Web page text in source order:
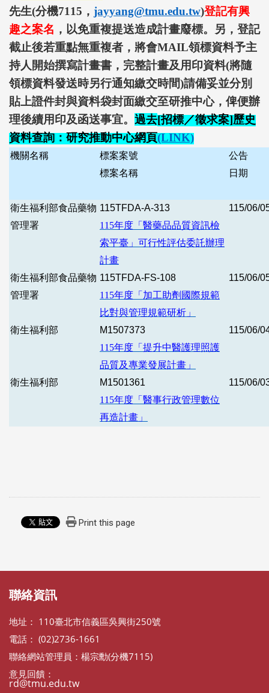
先生(分機7115 ， jayyang@tmu.edu.tw)登記有興
趣之案名 ，以免重複提送造成計畫廢標。另，登記
截止後若重點無重複者，將會MAIL領標資料予主
持人開始撰寫計畫書，完整計畫及用印資料(將隨
領標資料發送時另行通知繳交時間)請備妥並分別
貼上證件封與資料袋封面繳交至研推中心，俾便辦
理後續用印及函送事宜。 過去[招標／徵求案]歷史
資料查詢：研究推動中心網頁(LINK)
機關名稱 標案案號
公告
標案名稱
日期
衛生福利部食品藥物
管理署
115TFDA-A-313
115/06/
115年度「醫藥品品質資訊檢
索平臺」可行性評估委託辦理
計畫
衛生福利部食品藥物
管理署
115TFDA-FS-108
115/06/
115年度「加工助劑國際規範
比對與管理規範研析」
衛生福利部
M1507373
115/06/
115年度「提升中醫護理照護
品質及專業發展計畫」
衛生福利部
M1501361
115/06/
115年度「醫事行政管理數位
再造計畫」
Print this page
聯絡資訊
地址： 110臺北市信義區吳興街250號
電話： (02)2736-1661
聯絡網站管理員：楊宗勳(分機7115)
意見回饋：
rd@tmu.edu.tw